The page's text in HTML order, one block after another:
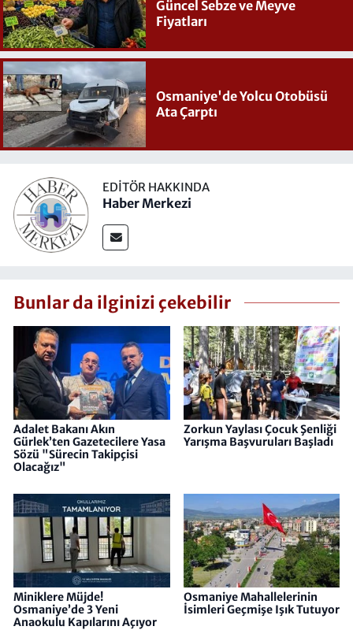
Güncel Sebze ve Meyve
Fiyatları
Osmaniye'de Yolcu Otobüsü
Ata Çarptı
EDITÖR HAKKINDA
Haber Merkezi
Bunlar da ilginizi çekebilir
Adalet Bakanı Akın
Gürlek’ten Gazetecilere Yasa
Sözü "Sürecin Takipçisi
Olacağız"
Zorkun Yaylası Çocuk Şenliği
Yarışma Başvuruları Başladı
Miniklere Müjde!
Osmaniye’de 3 Yeni
Anaokulu Kapılarını Açıyor
Osmaniye Mahallelerinin
İsimleri Geçmişe Işık Tutuyor